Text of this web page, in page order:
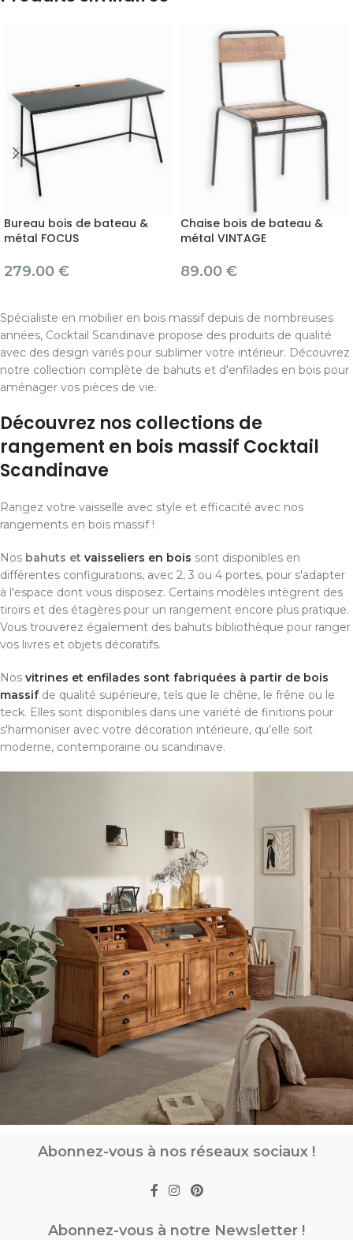
Bureau bois de bateau &
métal FOCUS
279.00 €
Chaise bois de bateau &
métal VINTAGE
89.00 €
Spécialiste en mobilier en bois massif depuis de nombreuses
années, Cocktail Scandinave propose des produits de qualité
avec des design variés pour sublimer votre intérieur. Découvrez
notre collection complète de bahuts et d'enfilades en bois pour
aménager vos pièces de vie.
Découvrez nos collections de
rangement en bois massif Cocktail
Scandinave
Rangez votre vaisselle avec style et efficacité avec nos
rangements en bois massif !
Nos bahuts et vaisseliers en bois sont disponibles en
différentes configurations, avec 2, 3 ou 4 portes, pour s'adapter
à l'espace dont vous disposez. Certains modèles intègrent des
tiroirs et des étagères pour un rangement encore plus pratique.
Vous trouverez également des bahuts bibliothèque pour ranger
vos livres et objets décoratifs.
Nos vitrines et enfilades sont fabriquées à partir de bois
massifde qualité supérieure, tels que le chêne, le frêne ou le
teck. Elles sont disponibles dans une variété de finitions pour
s'harmoniser avec votre décoration intérieure, qu’elle soit
moderne, contemporaine ou scandinave.
Abonnez-vous à nos réseaux sociaux !
Abonnez-vous à notre Newsletter !